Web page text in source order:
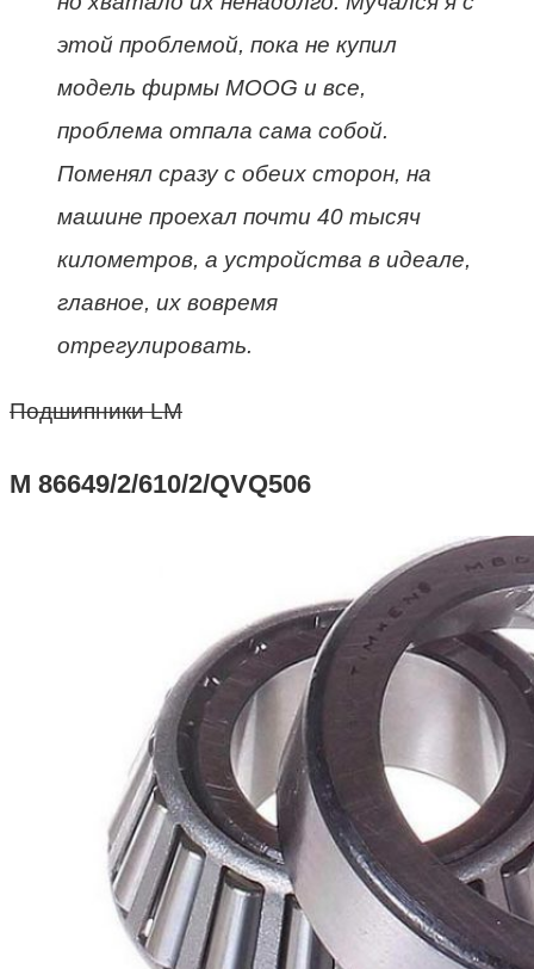
этой проблемой, пока не купил
модель фирмы MOOG и все,
проблема отпала сама собой.
Поменял сразу с обеих сторон, на
машине проехал почти 40 тысяч
километров, а устройства в идеале,
главное, их вовремя
отрегулировать.
Подшипники LM
M 86649/2/610/2/QVQ506